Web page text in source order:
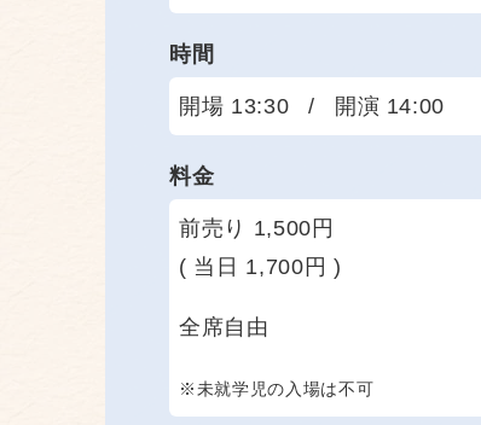
時間
開場 13:30 / 開演 14:00
料金
前売り 1,500円
( 当日 1,700円 )
全席自由
※未就学児の入場は不可